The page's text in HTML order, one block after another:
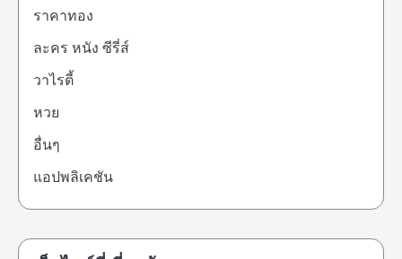
ราคาทอง
ละคร หนัง ซีรี่ส์
วาไรตี้
หวย
อื่นๆ
แอปพลิเคชัน